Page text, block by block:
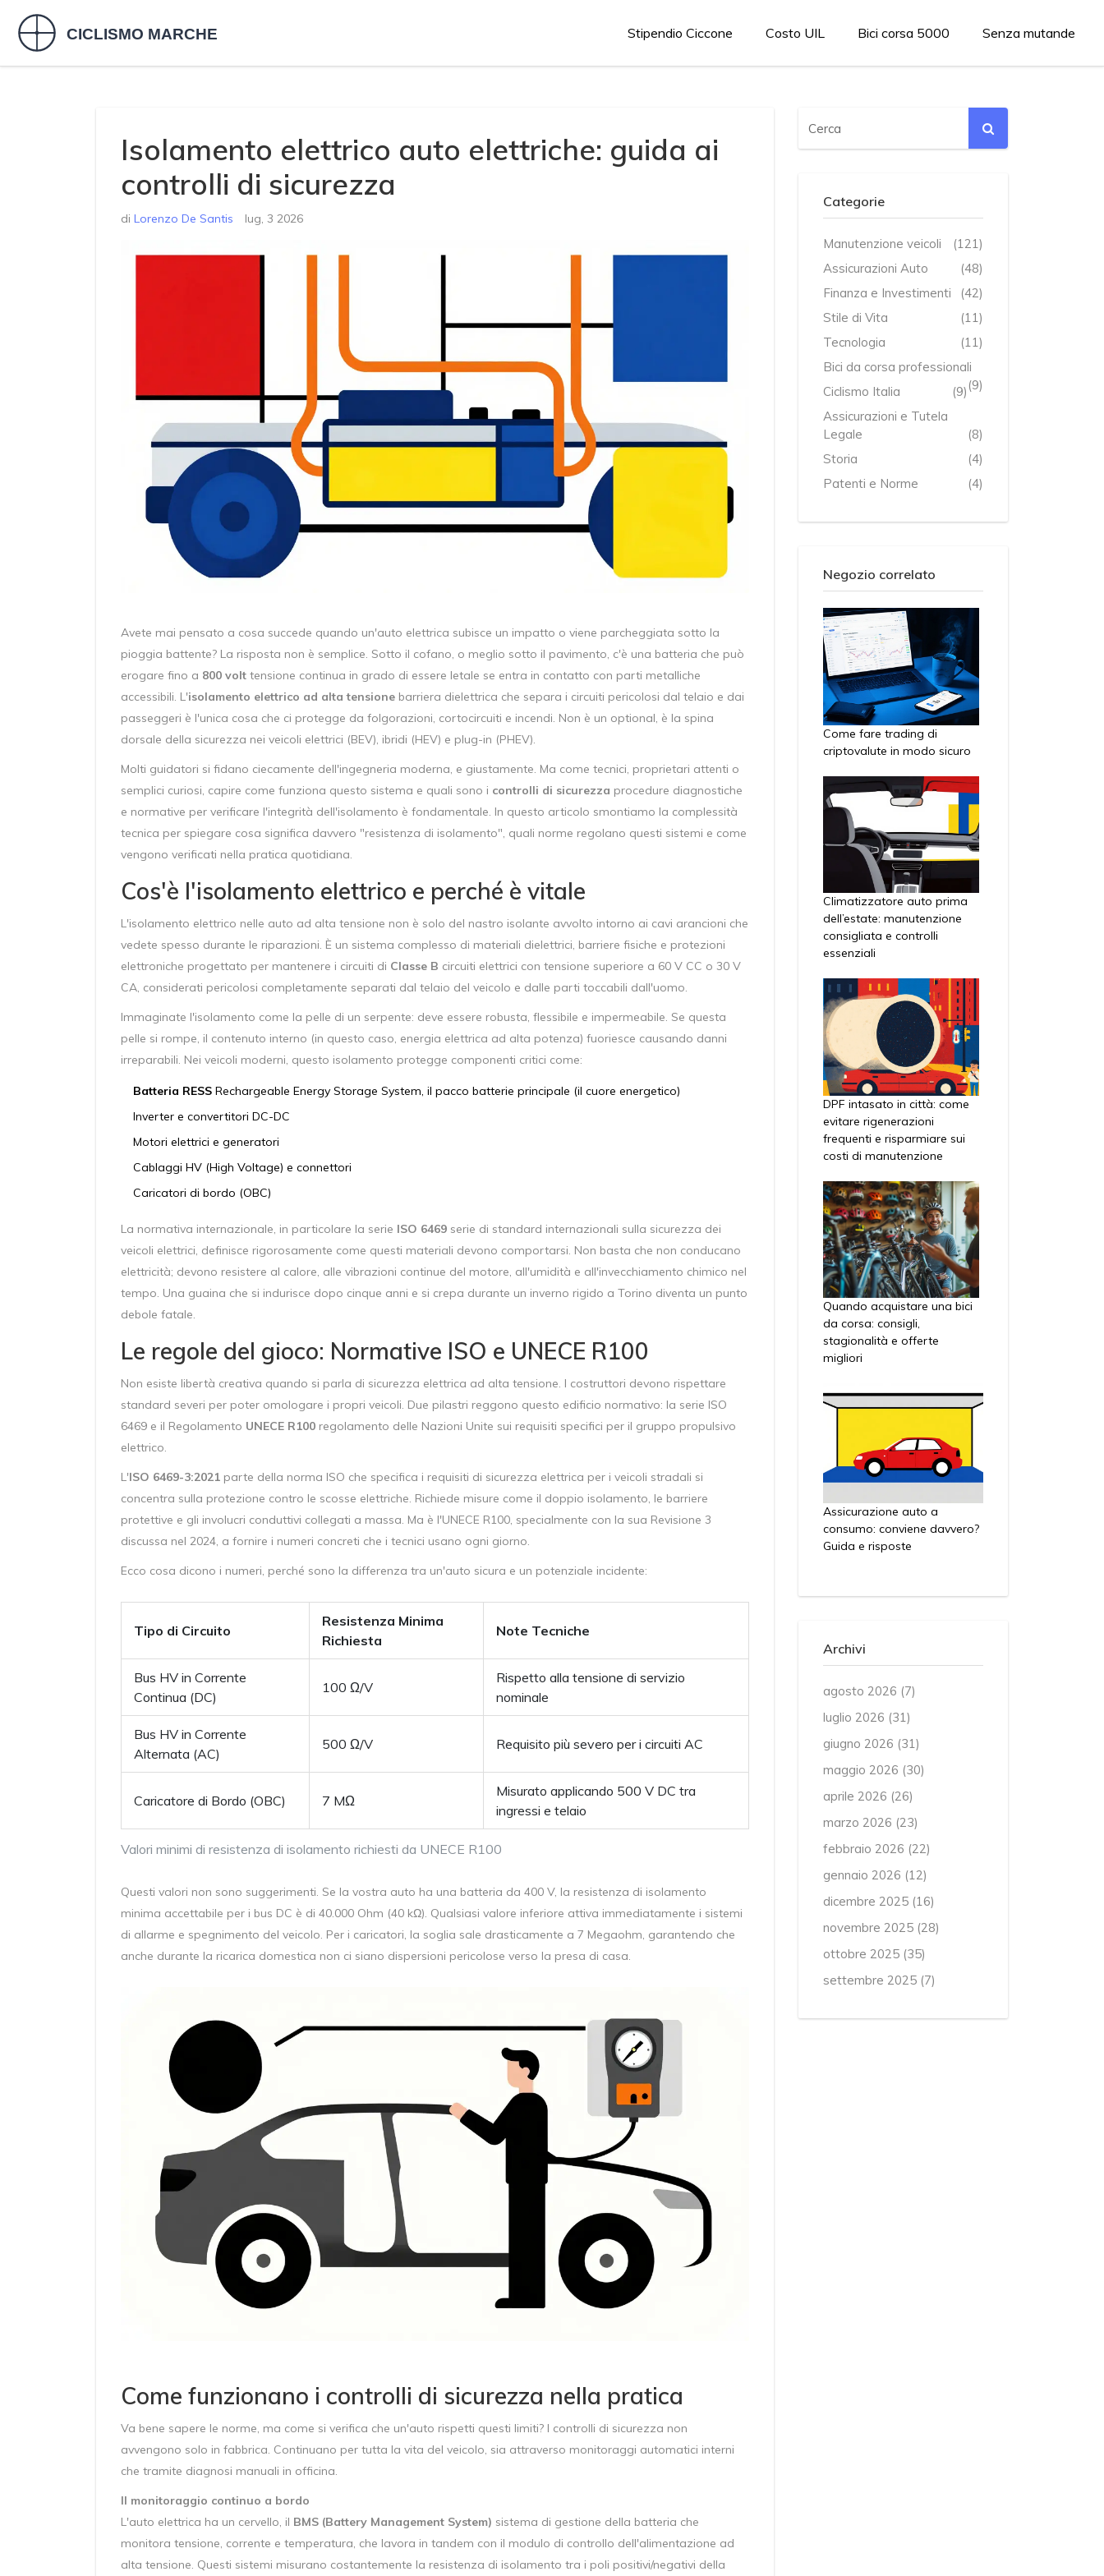
Stipendio Ciccone Costo UIL Bici corsa 5000 Senza mutande
Isolamento elettrico auto elettriche: guida ai
controlli di sicurezza
di Lorenzo De Santis lug, 3 2026
Avete mai pensato a cosa succede quando un'auto elettrica subisce un impatto o viene parcheggiata sotto la
pioggia battente? La risposta non è semplice. Sotto il cofano, o meglio sotto il pavimento, c'è una batteria che può
erogare fino a 800 volt tensione continua in grado di essere letale se entra in contatto con parti metalliche
accessibili. L'isolamento elettrico ad alta tensione barriera dielettrica che separa i circuiti pericolosi dal telaio e dai
passeggeri è l'unica cosa che ci protegge da folgorazioni, cortocircuiti e incendi. Non è un optional, è la spina
dorsale della sicurezza nei veicoli elettrici (BEV), ibridi (HEV) e plug-in (PHEV).
Molti guidatori si fidano ciecamente dell'ingegneria moderna, e giustamente. Ma come tecnici, proprietari attenti o
semplici curiosi, capire come funziona questo sistema e quali sono i controlli di sicurezza procedure diagnostiche
e normative per verificare l'integrità dell'isolamento è fondamentale. In questo articolo smontiamo la complessità
tecnica per spiegare cosa significa davvero "resistenza di isolamento", quali norme regolano questi sistemi e come
vengono verificati nella pratica quotidiana.
Cos'è l'isolamento elettrico e perché è vitale
L'isolamento elettrico nelle auto ad alta tensione non è solo del nastro isolante avvolto intorno ai cavi arancioni che
vedete spesso durante le riparazioni. È un sistema complesso di materiali dielettrici, barriere fisiche e protezioni
elettroniche progettato per mantenere i circuiti di Classe B circuiti elettrici con tensione superiore a 60 V CC o 30 V
CA, considerati pericolosi completamente separati dal telaio del veicolo e dalle parti toccabili dall'uomo.
Immaginate l'isolamento come la pelle di un serpente: deve essere robusta, flessibile e impermeabile. Se questa
pelle si rompe, il contenuto interno (in questo caso, energia elettrica ad alta potenza) fuoriesce causando danni
irreparabili. Nei veicoli moderni, questo isolamento protegge componenti critici come:
Batteria RESS Rechargeable Energy Storage System, il pacco batterie principale (il cuore energetico)
Inverter e convertitori DC-DC
Motori elettrici e generatori
Cablaggi HV (High Voltage) e connettori
Caricatori di bordo (OBC)
La normativa internazionale, in particolare la serie ISO 6469 serie di standard internazionali sulla sicurezza dei
veicoli elettrici, definisce rigorosamente come questi materiali devono comportarsi. Non basta che non conducano
elettricità; devono resistere al calore, alle vibrazioni continue del motore, all'umidità e all'invecchiamento chimico nel
tempo. Una guaina che si indurisce dopo cinque anni e si crepa durante un inverno rigido a Torino diventa un punto
debole fatale.
Le regole del gioco: Normative ISO e UNECE R100
Non esiste libertà creativa quando si parla di sicurezza elettrica ad alta tensione. I costruttori devono rispettare
standard severi per poter omologare i propri veicoli. Due pilastri reggono questo edificio normativo: la serie ISO
6469 e il Regolamento UNECE R100 regolamento delle Nazioni Unite sui requisiti specifici per il gruppo propulsivo
elettrico.
L'ISO 6469-3:2021 parte della norma ISO che specifica i requisiti di sicurezza elettrica per i veicoli stradali si
concentra sulla protezione contro le scosse elettriche. Richiede misure come il doppio isolamento, le barriere
protettive e gli involucri conduttivi collegati a massa. Ma è l'UNECE R100, specialmente con la sua Revisione 3
discussa nel 2024, a fornire i numeri concreti che i tecnici usano ogni giorno.
Ecco cosa dicono i numeri, perché sono la differenza tra un'auto sicura e un potenziale incidente:
Valori minimi di resistenza di isolamento richiesti da UNECE R100
Tipo di Circuito
Resistenza Minima
Richiesta
Note Tecniche
Bus HV in Corrente
Continua (DC)
100 Ω/V
Rispetto alla tensione di servizio
nominale
Bus HV in Corrente
Alternata (AC)
500 Ω/V Requisito più severo per i circuiti AC
Caricatore di Bordo (OBC) 7 MΩ
Misurato applicando 500 V DC tra
ingressi e telaio
Questi valori non sono suggerimenti. Se la vostra auto ha una batteria da 400 V, la resistenza di isolamento
minima accettabile per i bus DC è di 40.000 Ohm (40 kΩ). Qualsiasi valore inferiore attiva immediatamente i sistemi
di allarme e spegnimento del veicolo. Per i caricatori, la soglia sale drasticamente a 7 Megaohm, garantendo che
anche durante la ricarica domestica non ci siano dispersioni pericolose verso la presa di casa.
Come funzionano i controlli di sicurezza nella pratica
Va bene sapere le norme, ma come si verifica che un'auto rispetti questi limiti? I controlli di sicurezza non
avvengono solo in fabbrica. Continuano per tutta la vita del veicolo, sia attraverso monitoraggi automatici interni
che tramite diagnosi manuali in officina.
Il monitoraggio continuo a bordo
L'auto elettrica ha un cervello, il BMS (Battery Management System) sistema di gestione della batteria che
monitora tensione, corrente e temperatura, che lavora in tandem con il modulo di controllo dell'alimentazione ad
alta tensione. Questi sistemi misurano costantemente la resistenza di isolamento tra i poli positivi/negativi della
Categorie
Manutenzione veicoli
(121)
Assicurazioni Auto
(48)
Finanza e Investimenti
(42)
Stile di Vita
(11)
Tecnologia
(11)
Bici da corsa professionali
(9)
Ciclismo Italia
(9)
Assicurazioni e Tutela
Legale
(8)
Storia
(4)
Patenti e Norme
(4)
Negozio correlato
Come fare trading di
criptovalute in modo sicuro
Climatizzatore auto prima
dell’estate: manutenzione
consigliata e controlli
essenziali
DPF intasato in città: come
evitare rigenerazioni
frequenti e risparmiare sui
costi di manutenzione
Quando acquistare una bici
da corsa: consigli,
stagionalità e offerte
migliori
Assicurazione auto a
consumo: conviene davvero?
Guida e risposte
Archivi
agosto 2026 (7)
luglio 2026 (31)
giugno 2026 (31)
maggio 2026 (30)
aprile 2026 (26)
marzo 2026 (23)
febbraio 2026 (22)
gennaio 2026 (12)
dicembre 2025 (16)
novembre 2025 (28)
ottobre 2025 (35)
settembre 2025 (7)